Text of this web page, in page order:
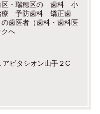
区・瑞穂区の 歯科 小
療 予防歯科 矯正歯
医者（歯科・歯科医
へ
ビタシオン山手２C